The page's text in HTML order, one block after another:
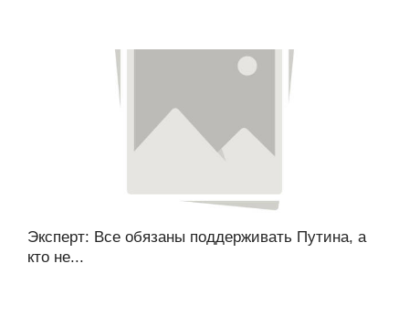
Эксперт: Все обязаны поддерживать Путина, а
кто не...